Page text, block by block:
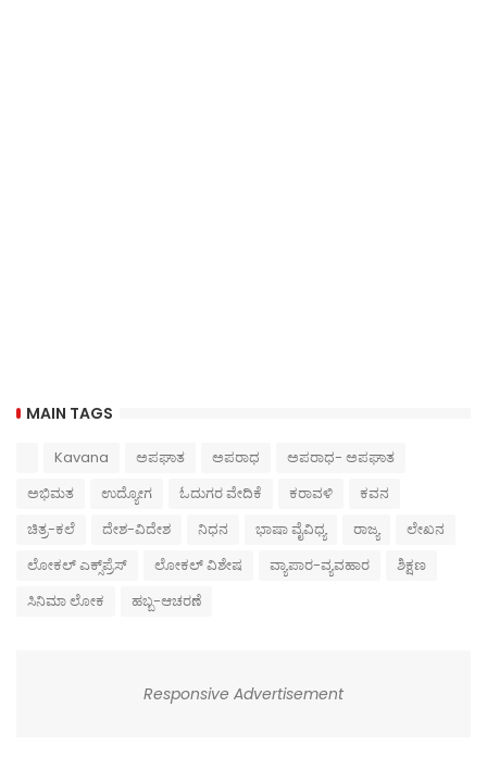
MAIN TAGS
Kavana ಅಪಘಾತ ಅಪರಾಧ
ಅಪರಾಧ- ಅಪಘಾತ
ಅಭಿಮತ
ಉದ್ಯೋಗ ಓದುಗರ ವೇದಿಕೆ ಕರಾವಳಿ
ಕವನ
ಚಿತ್ರ-ಕಲೆ
ದೇಶ-ವಿದೇಶ ನಿಧನ ಭಾಷಾ ವೈವಿಧ್ಯ ರಾಜ್ಯ
ಲೇಖನ
ಲೋಕಲ್ ಎಕ್ಸ್‌ಪ್ರೆಸ್
ಲೋಕಲ್ ವಿಶೇಷ ವ್ಯಾಪಾರ-ವ್ಯವಹಾರ
ಶಿಕ್ಷಣ
ಸಿನಿಮಾ ಲೋಕ
ಹಬ್ಬ-ಆಚರಣೆ
Responsive Advertisement